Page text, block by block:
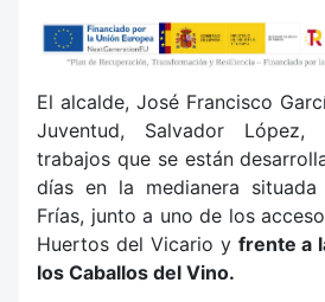
El alcalde, José Francisco
Juventud, Salvador
trabajos que se están
días en la medianera
Frías, junto a uno de los
Huertos del Vicario y frente a
los Caballos del Vino.